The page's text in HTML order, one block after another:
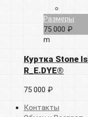
Размеры
75 000 ₽
m
Куртка Stone
R_E.DYE®
75 000 ₽
Контакты